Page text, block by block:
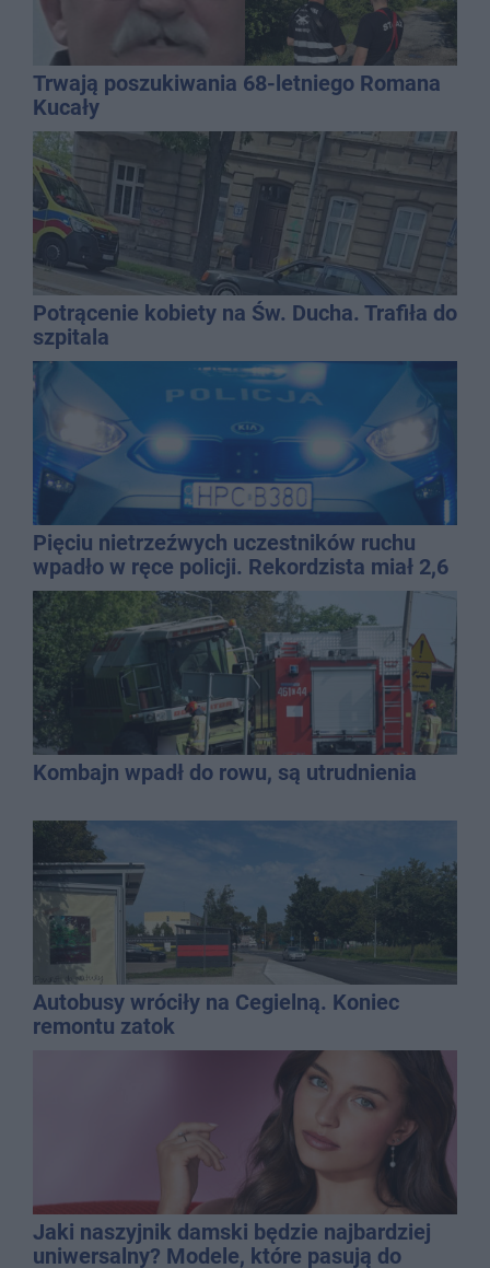
Trwają poszukiwania 68-letniego Romana
Kucały
Potrącenie kobiety na Św. Ducha. Trafiła do
szpitala
Pięciu nietrzeźwych uczestników ruchu
wpadło w ręce policji. Rekordzista miał 2,6
promila
Kombajn wpadł do rowu, są utrudnienia
Autobusy wróciły na Cegielną. Koniec
remontu zatok
Jaki naszyjnik damski będzie najbardziej
uniwersalny? Modele, które pasują do